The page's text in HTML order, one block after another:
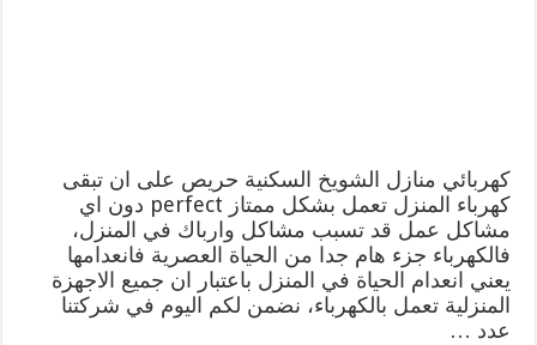
كهربائي منازل الشويخ السكنية حريص على ان تبقى
كهرباء المنزل تعمل بشكل ممتاز perfect دون اي
مشاكل عمل قد تسبب مشاكل وارباك في المنزل،
فالكهرباء جزء هام جدا من الحياة العصرية فانعدامها
يعني انعدام الحياة في المنزل باعتبار ان جميع الاجهزة
المنزلية تعمل بالكهرباء، نضمن لكم اليوم في شركتنا
عدد …